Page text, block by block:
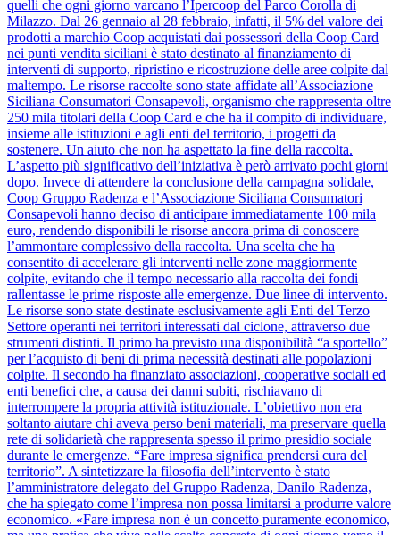
quelli che ogni giorno varcano l’Ipercoop del Parco Corolla di
Milazzo. Dal 26 gennaio al 28 febbraio, infatti, il 5% del valore dei
prodotti a marchio Coop acquistati dai possessori della Coop Card
nei punti vendita siciliani è stato destinato al finanziamento di
interventi di supporto, ripristino e ricostruzione delle aree colpite dal
maltempo. Le risorse raccolte sono state affidate all’Associazione
Siciliana Consumatori Consapevoli, organismo che rappresenta oltre
250 mila titolari della Coop Card e che ha il compito di individuare,
insieme alle istituzioni e agli enti del territorio, i progetti da
sostenere. Un aiuto che non ha aspettato la fine della raccolta.
L’aspetto più significativo dell’iniziativa è però arrivato pochi giorni
dopo. Invece di attendere la conclusione della campagna solidale,
Coop Gruppo Radenza e l’Associazione Siciliana Consumatori
Consapevoli hanno deciso di anticipare immediatamente 100 mila
euro, rendendo disponibili le risorse ancora prima di conoscere
l’ammontare complessivo della raccolta. Una scelta che ha
consentito di accelerare gli interventi nelle zone maggiormente
colpite, evitando che il tempo necessario alla raccolta dei fondi
rallentasse le prime risposte alle emergenze. Due linee di intervento.
Le risorse sono state destinate esclusivamente agli Enti del Terzo
Settore operanti nei territori interessati dal ciclone, attraverso due
strumenti distinti. Il primo ha previsto una disponibilità “a sportello”
per l’acquisto di beni di prima necessità destinati alle popolazioni
colpite. Il secondo ha finanziato associazioni, cooperative sociali ed
enti benefici che, a causa dei danni subiti, rischiavano di
interrompere la propria attività istituzionale. L’obiettivo non era
soltanto aiutare chi aveva perso beni materiali, ma preservare quella
rete di solidarietà che rappresenta spesso il primo presidio sociale
durante le emergenze. “Fare impresa significa prendersi cura del
territorio”. A sintetizzare la filosofia dell’intervento è stato
l’amministratore delegato del Gruppo Radenza, Danilo Radenza,
che ha spiegato come l’impresa non possa limitarsi a produrre valore
economico. «Fare impresa non è un concetto puramente economico,